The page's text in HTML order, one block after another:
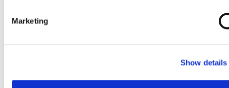
Marketing
Show details